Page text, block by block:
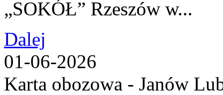
„SOKÓŁ” Rzeszów w...
Dalej
01-06-2026
Karta obozowa - Janów